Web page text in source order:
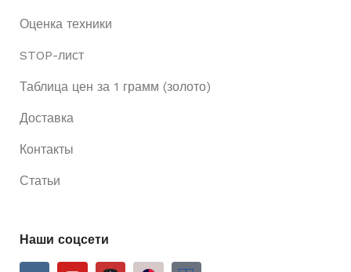
Оценка техники
STOP-лист
Таблица цен за 1 грамм (золото)
Доставка
Контакты
Статьи
Наши соцсети